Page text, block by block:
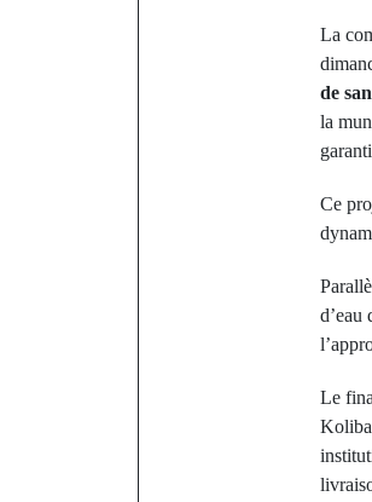
La
de
la
Ce
d’eau
Le